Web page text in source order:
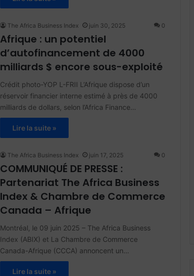
The Africa Business Index juin 30, 2025 0
Afrique : un potentiel
d’autofinancement de 4000
milliards $ encore sous-exploité
Crédit photo-YOP L-FRII L’Afrique dispose d’un
réservoir financier interne estimé à près de 4000
milliards de dollars, selon l’Africa Finance…
Lire la suite »
The Africa Business Index juin 17, 2025 0
COMMUNIQUÉ DE PRESSE :
Partenariat The Africa Business
Index & Chambre de Commerce
Canada – Afrique
Montréal, le 09 juin 2025 – The Africa Business
Index (ABIX) et La Chambre de Commerce
Canada-Afrique (CCCA) annoncent un…
Lire la suite »